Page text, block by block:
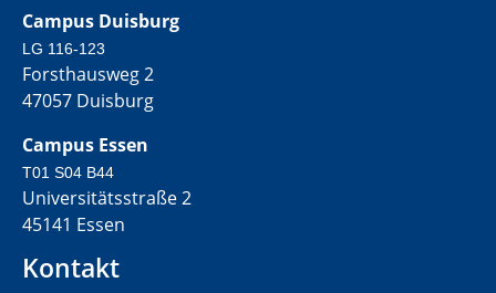
Campus Duisburg
LG 116-123
Forsthausweg 2
47057 Duisburg
Campus Essen
T01 S04 B44
Universitätsstraße 2
45141 Essen
Kontakt